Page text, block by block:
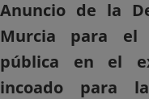
Anuncio de la
Murcia para el
pública en el
incoado para